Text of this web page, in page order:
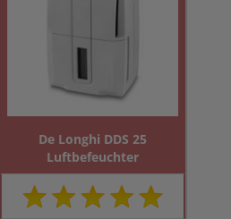
De Longhi DDS 25
Luftbefeuchter